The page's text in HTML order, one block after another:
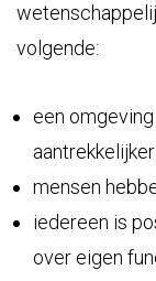
volgende:
een
aantrekkelijker
mensen
iedereen is
over eigen